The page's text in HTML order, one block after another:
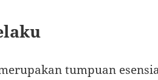
tumpuan